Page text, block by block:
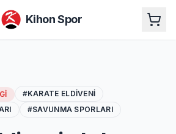
Kihon Spor
#KARATE ELDIVENI
#SAVUNMA SPORLARI